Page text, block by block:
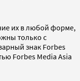
их в любой форме,
только с
знак Forbes
Forbes Media Asia